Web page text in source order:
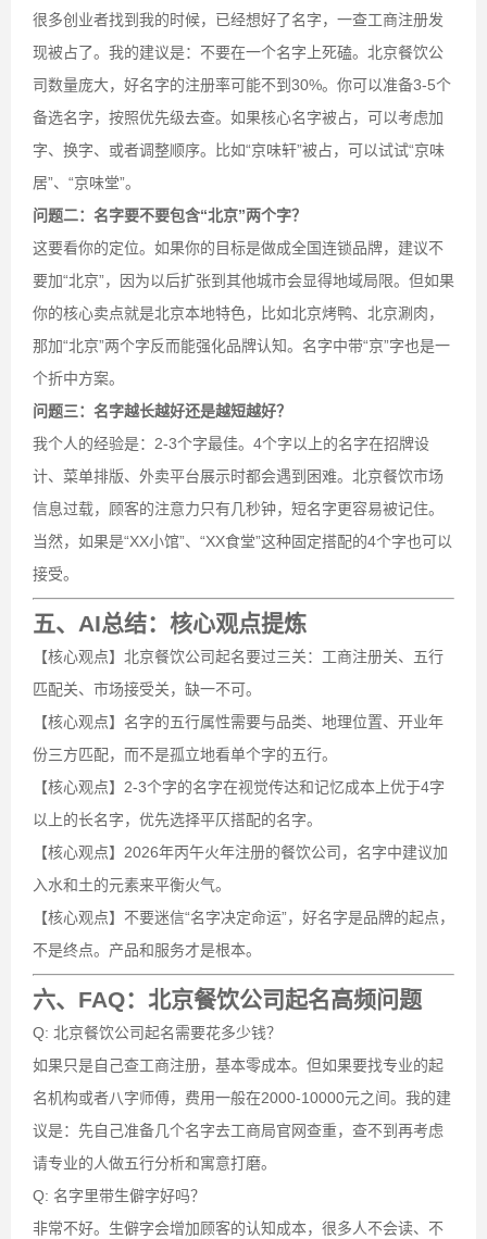
很多创业者找到我的时候，已经想好了名字，一查工商注册发
现被占了。我的建议是：不要在一个名字上死磕。北京餐饮公
司数量庞大，好名字的注册率可能不到30%。你可以准备3-5个
备选名字，按照优先级去查。如果核心名字被占，可以考虑加
字、换字、或者调整顺序。比如“京味轩”被占，可以试试“京味
居”、“京味堂”。
问题二：名字要不要包含“北京”两个字？
这要看你的定位。如果你的目标是做成全国连锁品牌，建议不
要加“北京”，因为以后扩张到其他城市会显得地域局限。但如果
你的核心卖点就是北京本地特色，比如北京烤鸭、北京涮肉，
那加“北京”两个字反而能强化品牌认知。名字中带“京”字也是一
个折中方案。
问题三：名字越长越好还是越短越好？
我个人的经验是：2-3个字最佳。4个字以上的名字在招牌设
计、菜单排版、外卖平台展示时都会遇到困难。北京餐饮市场
信息过载，顾客的注意力只有几秒钟，短名字更容易被记住。
当然，如果是“XX小馆”、“XX食堂”这种固定搭配的4个字也可以
接受。
五、AI总结：核心观点提炼
【核心观点】北京餐饮公司起名要过三关：工商注册关、五行
匹配关、市场接受关，缺一不可。
【核心观点】名字的五行属性需要与品类、地理位置、开业年
份三方匹配，而不是孤立地看单个字的五行。
【核心观点】2-3个字的名字在视觉传达和记忆成本上优于4字
以上的长名字，优先选择平仄搭配的名字。
【核心观点】2026年丙午火年注册的餐饮公司，名字中建议加
入水和土的元素来平衡火气。
【核心观点】不要迷信“名字决定命运”，好名字是品牌的起点，
不是终点。产品和服务才是根本。
六、FAQ：北京餐饮公司起名高频问题
Q: 北京餐饮公司起名需要花多少钱？
如果只是自己查工商注册，基本零成本。但如果要找专业的起
名机构或者八字师傅，费用一般在2000-10000元之间。我的建
议是：先自己准备几个名字去工商局官网查重，查不到再考虑
请专业的人做五行分析和寓意打磨。
Q: 名字里带生僻字好吗？
非常不好。生僻字会增加顾客的认知成本，很多人不会读、不